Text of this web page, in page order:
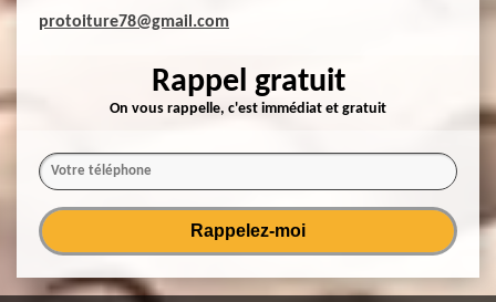
protoiture78@gmail.com
Rappel gratuit
On vous rappelle, c'est immédiat et gratuit